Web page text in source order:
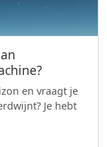
en vraagt je
Je hebt